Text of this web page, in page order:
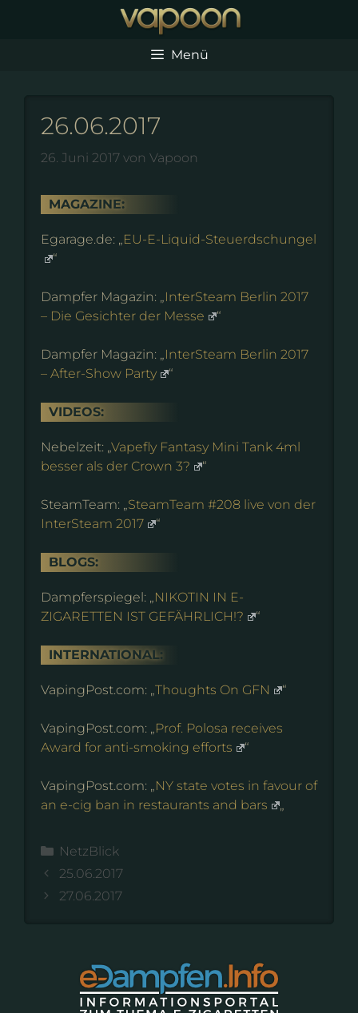
Menü
26.06.2017
26. Juni 2017 von Vapoon
MAGAZINE:
Egarage.de: „ EU-E-Liquid-Steuerdschungel
“
Dampfer Magazin: „ InterSteam Berlin 2017
– Die Gesichter der Messe
“
Dampfer Magazin: „ InterSteam Berlin 2017
– After-Show Party
“
VIDEOS:
Nebelzeit: „Vapefly Fantasy Mini Tank 4ml
besser als der Crown 3?
“
SteamTeam: „ SteamTeam #208 live von der
InterSteam 2017
“
BLOGS:
Dampferspiegel: „ NIKOTIN IN E-
ZIGARETTEN IST GEFÄHRLICH!?
“
INTERNATIONAL:
VapingPost.com: „ Thoughts On GFN “
VapingPost.com: „ Prof. Polosa receives
Award for anti-smoking efforts
“
VapingPost.com: „ NY state votes in favour of
an e-cig ban in restaurants and bars
„
Kategorien
NetzBlick
25.06.2017
27.06.2017